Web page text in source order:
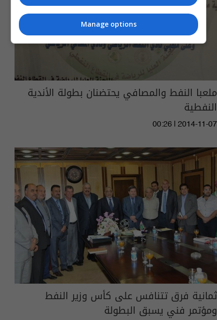
ملعبا النفط والمصافي يحتضنان بطولة الأندية
النفطية
00:26 | 2014-11-07
ثمانية فرق تتنافس على كأس وزير النفط
ومؤتمر فني يسبق البطولة
Manage options